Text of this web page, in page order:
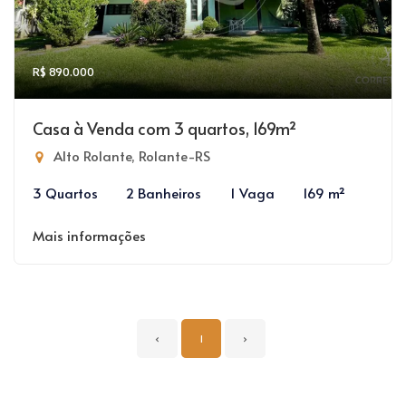
R$ 890.000
Casa à Venda com 3 quartos, 169m²
Alto Rolante, Rolante-RS
3 Quartos
2 Banheiros 1 Vaga 169 m²
Mais informações
‹ 1 ›